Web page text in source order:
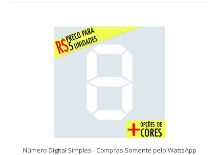
Padrão: 20x14,5 cmADESIVO VINIL RECORTADO E..
Número Digital Simples - Compras Somente pelo WattsApp